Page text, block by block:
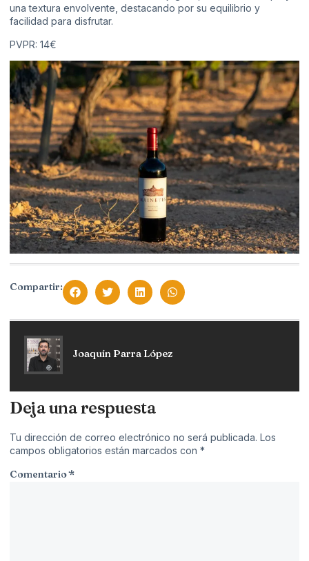
una textura envolvente, destacando por su equilibrio y
facilidad para disfrutar.
PVPR: 14€
Compartir:
Joaquín Parra López
Deja una respuesta
Tu dirección de correo electrónico no será publicada. Los
campos obligatorios están marcados con *
Comentario*